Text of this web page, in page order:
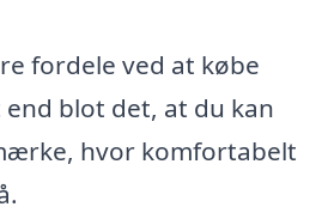
fordele ved at købe
blot det, at du kan
hvor komfortabelt